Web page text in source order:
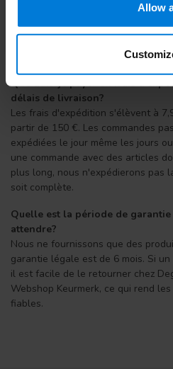
Allow
Que dois-je payer en frais
délais de livraison?
Les frais d'expédition s'élèvent à
partir de 150 €. Les commandes
expédiées le jour même les jours
une commande avec des articles
plus long, nous n'expédierons pas
soit complète.
Quelle est la période de
attendre?
Nous ne fournissons que des
garantie légale est de 6 mois. Si
il est facile de le retourner chez
Webshop Keurmerk, ce qui rend
fiables.